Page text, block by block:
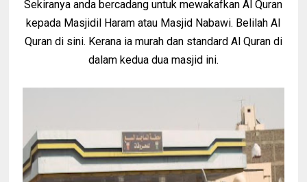
Sekiranya anda bercadang untuk mewakafkan Al Quran
kepada Masjidil Haram atau Masjid Nabawi. Belilah Al
Quran di sini. Kerana ia murah dan standard Al Quran di
dalam kedua dua masjid ini.